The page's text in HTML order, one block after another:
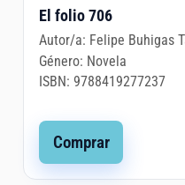
El folio 706
Autor/a: Felipe Buhigas
Género: Novela
ISBN: 9788419277237
Comprar